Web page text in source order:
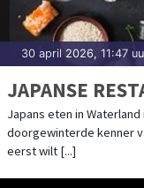
30 april 2026, 11:47
JAPANSE
Japans eten in
doorgewinterde kenner
eerst wilt [...]